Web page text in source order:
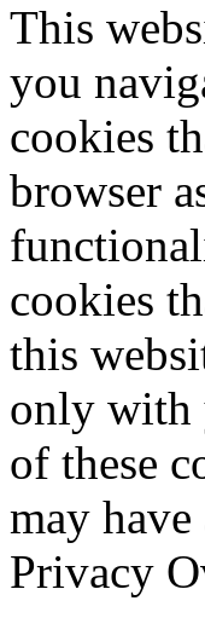
This
you
cookies
browser
cookies
this
only with
of these
may
Privacy